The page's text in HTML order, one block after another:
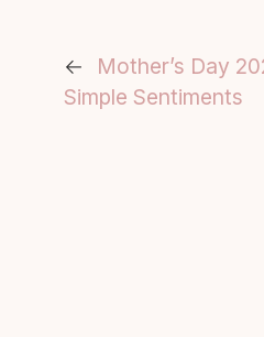
←
Mother’s Day
Simple Sentiments